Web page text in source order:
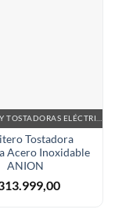
Tostadora
Acero Inoxidable
ANION